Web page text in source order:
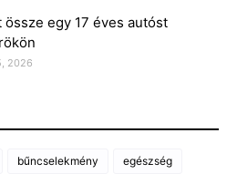
egy 17 éves autóst
2026
bűncselekmény egészség